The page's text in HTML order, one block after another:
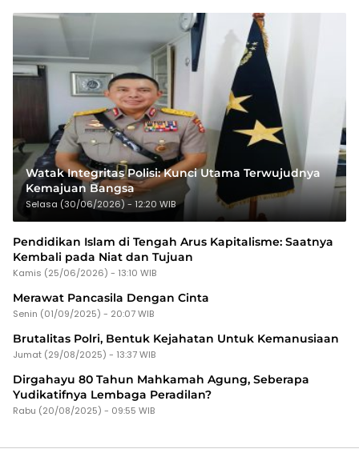
Watak Integritas Polisi: Kunci Utama Terwujudnya
Kemajuan Bangsa
Selasa (30/06/2026) - 12:20 WIB
Pendidikan Islam di Tengah Arus Kapitalisme: Saatnya
Kembali pada Niat dan Tujuan
Kamis (25/06/2026) - 13:10 WIB
Merawat Pancasila Dengan Cinta
Senin (01/09/2025) - 20:07 WIB
Brutalitas Polri, Bentuk Kejahatan Untuk Kemanusiaan
Jumat (29/08/2025) - 13:37 WIB
Dirgahayu 80 Tahun Mahkamah Agung, Seberapa
Yudikatifnya Lembaga Peradilan?
Rabu (20/08/2025) - 09:55 WIB